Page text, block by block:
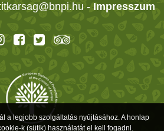
- Impresszum
a legjobb szolgáltatás nyújtásához. A honlap
k (sütik) használatát el kell fogadni.